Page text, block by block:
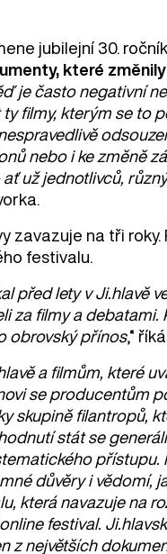
jubilejní 30.
které
je často negativní
filmy, kterým se to
nebo i ke změně
už jednotlivců,
zavazuje na tři
festivalu.
před lety v Ji.hlavě
za filmy a debatami.
obrovský přínos,“
a filmům, které
se producentům
skupině filantropů,
stát se
důvěry i vědomí,
která navazuje na
festival.
z největších